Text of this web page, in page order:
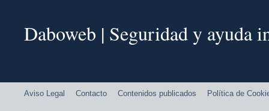
Daboweb | Seguridad y ayuda
Aviso Legal Contacto Contenidos publicados Política de